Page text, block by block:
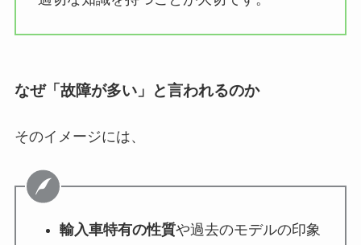
なぜ「故障が多い」と言われるのか
そのイメージには、
輸入車特有の性質や過去のモデルの印象